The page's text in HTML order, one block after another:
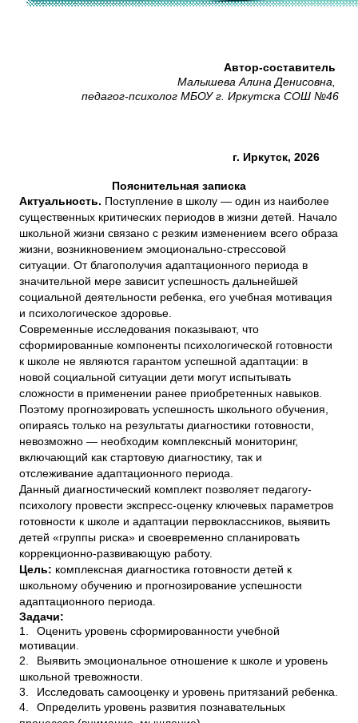
Автор-составитель
Малышева Алина Денисовна,
педагог-психолог МБОУ г. Иркутска СОШ №46
г. Иркутск, 2026
Пояснительная записка
Актуальность. Поступление в школу — один из наиболее
существенных критических периодов в жизни детей. Начало
школьной жизни связано с резким изменением всего образа
жизни, возникновением эмоционально-стрессовой
ситуации. От благополучия адаптационного периода в
значительной мере зависит успешность дальнейшей
социальной деятельности ребенка, его учебная мотивация
и психологическое здоровье.
Современные исследования показывают, что
сформированные компоненты психологической готовности
к школе не являются гарантом успешной адаптации: в
новой социальной ситуации дети могут испытывать
сложности в применении ранее приобретенных навыков.
Поэтому прогнозировать успешность школьного обучения,
опираясь только на результаты диагностики готовности,
невозможно — необходим комплексный мониторинг,
включающий как стартовую диагностику, так и
отслеживание адаптационного периода.
Данный диагностический комплект позволяет педагогу-
психологу провести экспресс-оценку ключевых параметров
готовности к школе и адаптации первоклассников, выявить
детей «группы риска» и своевременно спланировать
коррекционно-развивающую работу.
Цель: комплексная диагностика готовности детей к
школьному обучению и прогнозирование успешности
адаптационного периода.
Задачи:
1.
Оценить уровень сформированности учебной
мотивации.
2.
Выявить эмоциональное отношение к школе и уровень
школьной тревожности.
3.
Исследовать самооценку и уровень притязаний ребенка.
4.
Определить уровень развития познавательных